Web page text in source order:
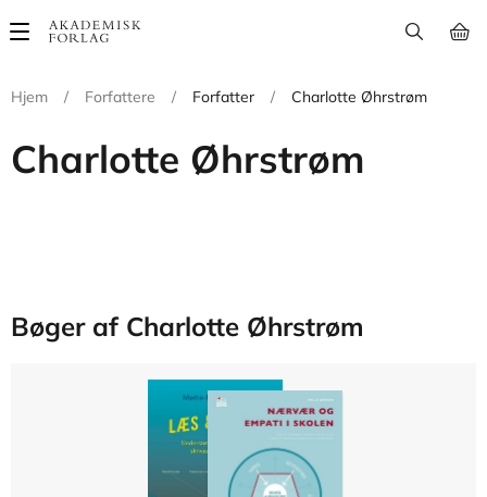
Main
Hjem
/ Forfattere / Forfatter / Charlotte Øhrstrøm
Charlotte Øhrstrøm
Bøger af Charlotte Øhrstrøm